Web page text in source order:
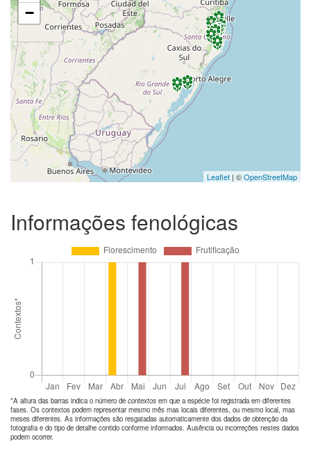
−
Leaflet | ©OpenStreetMap
Informações fenológicas
*A altura das barras indica o número de contextos em que a espécie foi registrada em diferentes
fases. Os contextos podem representar mesmo mês mas locais diferentes, ou mesmo local, mas
meses diferentes. As informações são resgatadas automaticamente dos dados de obtenção da
fotografia e do tipo de detalhe contido conforme informados. Ausência ou incorreções nestes dados
podem ocorrer.